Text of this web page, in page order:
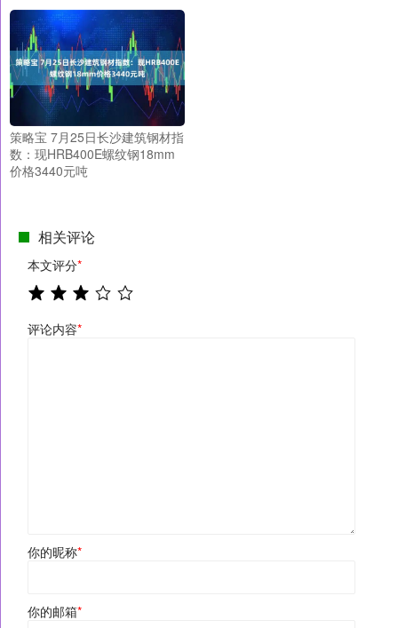
策略宝 7月25日长沙建筑钢材指
数：现HRB400E螺纹钢18mm
价格3440元吨
相关评论
本文评分*
评论内容*
你的昵称*
你的邮箱*